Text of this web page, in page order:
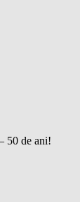
50 de ani!